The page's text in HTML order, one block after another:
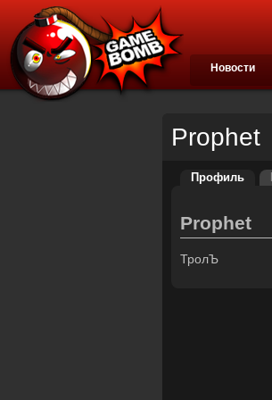
Новости
Prophet
Профиль
Prophet
ТролЪ